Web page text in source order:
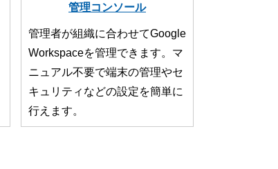
管理コンソール
管理者が組織に合わせてGoogle
Workspaceを管理できます。マ
ニュアル不要で端末の管理やセ
キュリティなどの設定を簡単に
行えます。